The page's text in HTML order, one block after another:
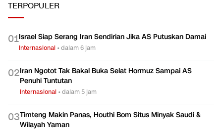
TERPOPULER
01Israel Siap Serang Iran Sendirian Jika AS Putuskan Damai
Internasional •dalam 6 jam
02Iran Ngotot Tak Bakal Buka Selat Hormuz Sampai AS
Penuhi Tuntutan
Internasional •dalam 5 jam
03Timteng Makin Panas, Houthi Bom Situs Minyak Saudi &
Wilayah Yaman